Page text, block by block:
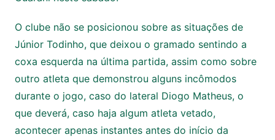
O clube não se posicionou sobre as situações de
Júnior Todinho, que deixou o gramado sentindo a
coxa esquerda na última partida, assim como sobre
outro atleta que demonstrou alguns incômodos
durante o jogo, caso do lateral Diogo Matheus, o
que deverá, caso haja algum atleta vetado,
acontecer apenas instantes antes do início da